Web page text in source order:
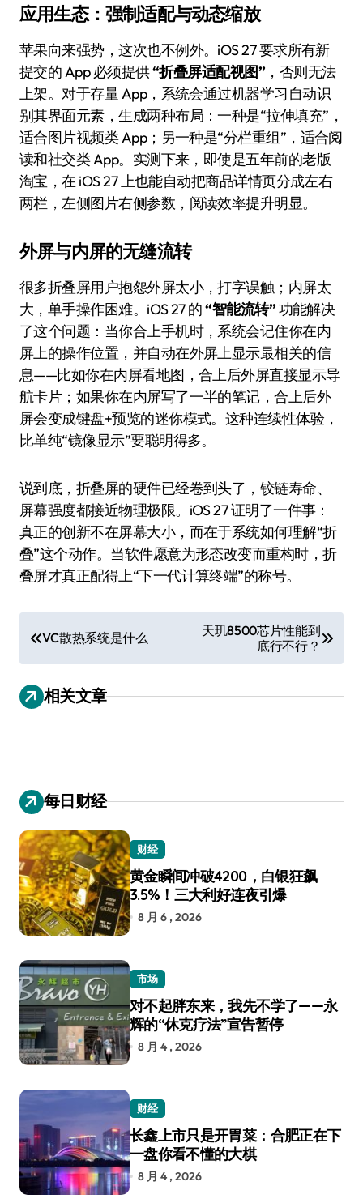
应用生态：强制适配与动态缩放
苹果向来强势，这次也不例外。iOS 27 要求所有新
提交的 App 必须提供“折叠屏适配视图” ，否则无法
上架。对于存量 App，系统会通过机器学习自动识
别其界面元素，生成两种布局：一种是“拉伸填充”，
适合图片视频类 App；另一种是“分栏重组”，适合阅
读和社交类 App。实测下来，即使是五年前的老版
淘宝，在 iOS 27 上也能自动把商品详情页分成左右
两栏，左侧图片右侧参数，阅读效率提升明显。
外屏与内屏的无缝流转
很多折叠屏用户抱怨外屏太小，打字误触；内屏太
大，单手操作困难。iOS 27 的“智能流转”功能解决
了这个问题：当你合上手机时，系统会记住你在内
屏上的操作位置，并自动在外屏上显示最相关的信
息——比如你在内屏看地图，合上后外屏直接显示导
航卡片；如果你在内屏写了一半的笔记，合上后外
屏会变成键盘+预览的迷你模式。这种连续性体验，
比单纯“镜像显示”要聪明得多。
说到底，折叠屏的硬件已经卷到头了，铰链寿命、
屏幕强度都接近物理极限。iOS 27 证明了一件事：
真正的创新不在屏幕大小，而在于系统如何理解“折
叠”这个动作。当软件愿意为形态改变而重构时，折
叠屏才真正配得上“下一代计算终端”的称号。
章
导
航
VC散热系统是什么
天玑8500芯片性能到
底行不行？
相关文章
每日财经
财经
黄金瞬间冲破4200，白银狂飙
3.5%！三大利好连夜引爆
8 月 6 , 2026
市场
对不起胖东来，我先不学了——永
辉的“休克疗法”宣告暂停
8 月 4 , 2026
财经
长鑫上市只是开胃菜：合肥正在下
一盘你看不懂的大棋
8 月 4 , 2026